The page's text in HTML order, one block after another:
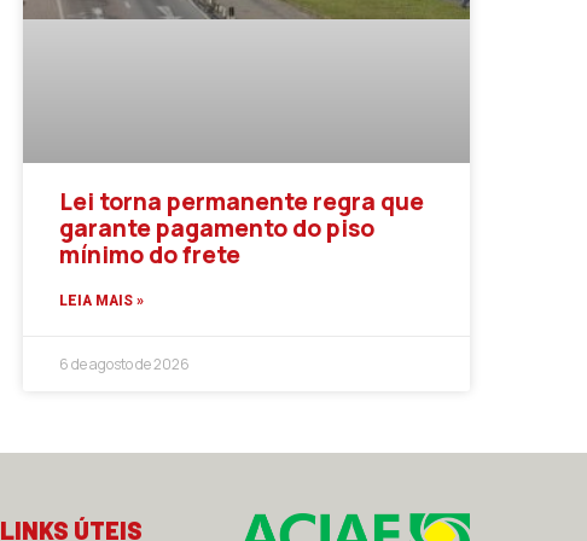
Lei torna permanente regra que
garante pagamento do piso
mínimo do frete
LEIA MAIS »
6 de agosto de 2026
LINKS ÚTEIS